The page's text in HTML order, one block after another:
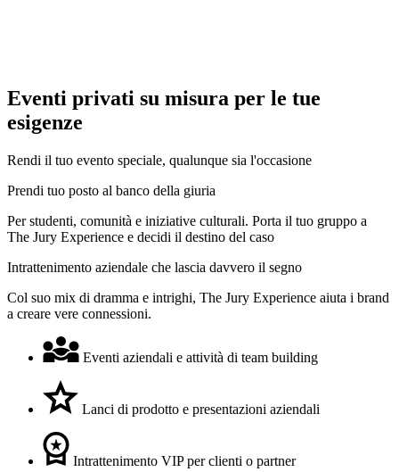
Eventi privati su misura per le tue
esigenze
Rendi il tuo evento speciale, qualunque sia l'occasione
Prendi tuo posto al banco della giuria
Per studenti, comunità e iniziative culturali. Porta il tuo gruppo a
The Jury Experience e decidi il destino del caso
Intrattenimento aziendale che lascia davvero il segno
Col suo mix di dramma e intrighi, The Jury Experience aiuta i brand
a creare vere connessioni.
Eventi aziendali e attività di team building
Lanci di prodotto e presentazioni aziendali
Intrattenimento VIP per clienti o partner